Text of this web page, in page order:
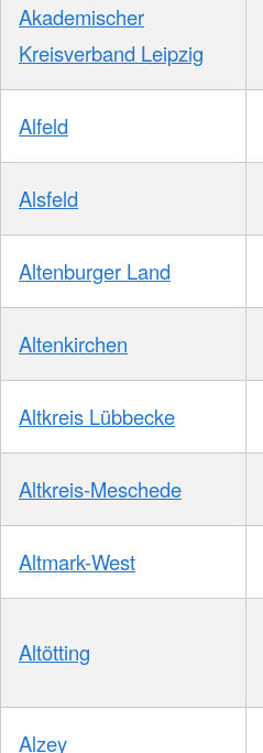
Akademischer
Kreisverband Leipzig
Alfeld
Alsfeld
Altenburger Land
Altenkirchen
Altkreis Lübbecke
Altkreis-Meschede
Altmark-West
Altötting
Alzey